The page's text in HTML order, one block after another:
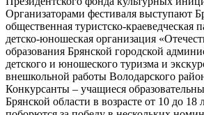
Организаторами фестиваля выступают
общественная туристско-краеведческая
детско-юношеская организация
образования Брянской городской
детского и юношеского туризма и
внешкольной работы Володарского
Конкурсанты – учащиеся
Брянской области в возрасте от 10 до 18